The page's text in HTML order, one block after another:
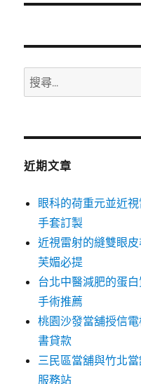
文
搜
尋
鍵
近期文章
眼科的荷重元並近
手套訂製
近視雷射的縫雙眼
芙媚必提
台北中醫減肥的蛋
手術推薦
桃園沙發當舖授信
書貸款
三民區當舖與竹北
服務站